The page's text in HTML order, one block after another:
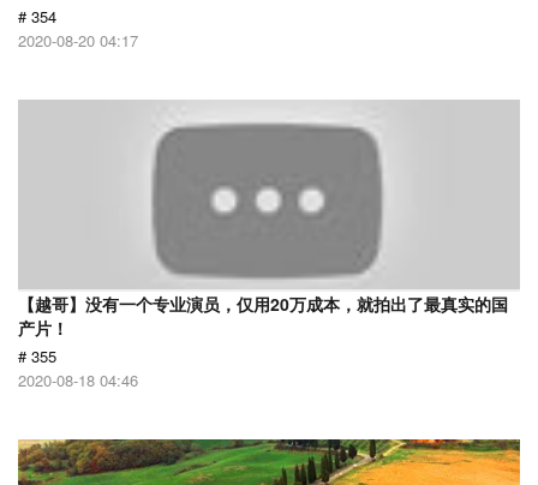
# 354
2020-08-20 04:17
【越哥】没有一个专业演员，仅用20万成本，就拍出了最真实的国
产片！
# 355
2020-08-18 04:46